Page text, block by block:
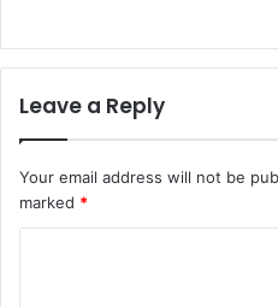
Leave a Reply
Your email address will not be
marked *